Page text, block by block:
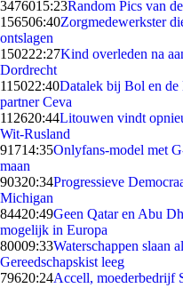
3476015:23Random Pics van
156506:40Zorgmedewerkster
ontslagen
150222:27Kind overleden na
Dordrecht
115022:40Datalek bij Bol en
partner Ceva
112620:44Litouwen vindt
Wit-Rusland
91714:35Onlyfans-model met
maan
90320:34Progressieve
Michigan
84420:49Geen Qatar en Abu
mogelijk in Europa
80009:33Waterschappen slaan
Gereedschapskist leeg
79620:24Accell, moederbedrijf